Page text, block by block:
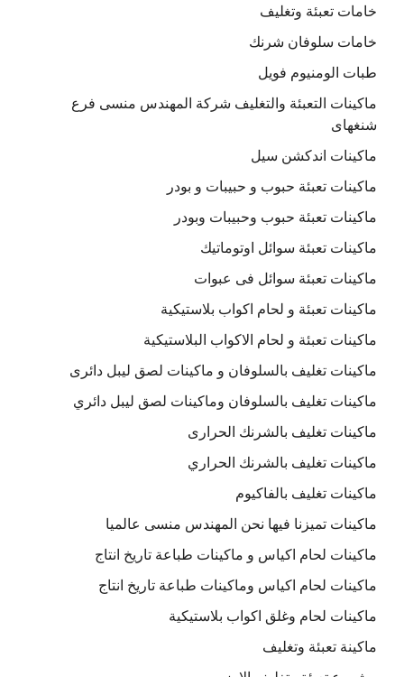
خامات تعبئة وتغليف
خامات سلوفان شرنك
طبات الومنيوم فويل
ماكينات التعبئة والتغليف شركة المهندس منسى فرع
شنغهاى
ماكينات اندكشن سيل
ماكينات تعبئة حبوب و حبيبات و بودر
ماكينات تعبئة حبوب وحبيبات وبودر
ماكينات تعبئة سوائل اوتوماتيك
ماكينات تعبئة سوائل فى عبوات
ماكينات تعبئة و لحام اكواب بلاستيكية
ماكينات تعبئة و لحام الاكواب البلاستيكية
ماكينات تغليف بالسلوفان و ماكينات لصق ليبل دائرى
ماكينات تغليف بالسلوفان وماكينات لصق ليبل دائري
ماكينات تغليف بالشرنك الحرارى
ماكينات تغليف بالشرنك الحراري
ماكينات تغليف بالفاكيوم
ماكينات تميزنا فيها نحن المهندس منسى عالميا
ماكينات لحام اكياس و ماكينات طباعة تاريخ انتاج
ماكينات لحام اكياس وماكينات طباعة تاريخ انتاج
ماكينات لحام وغلق اكواب بلاستيكية
ماكينة تعبئة وتغليف